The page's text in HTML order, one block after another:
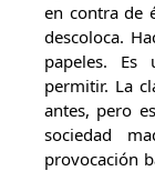
en contra de
descoloca.
papeles. Es
permitir. La
antes, pero
sociedad
provocación